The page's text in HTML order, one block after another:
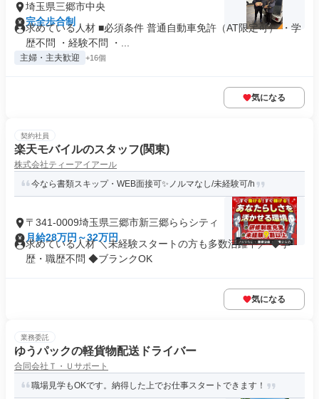
埼玉県三郷市中央
完全歩合制
求めている人材 ■必須条件 普通自動車免許（AT限定可） ・学
歴不問 ・経験不問 ・...
主婦・主夫歓迎 +16個
気になる
契約社員
楽天モバイルのスタッフ(関東)
株式会社ティーアイアール
今なら書類スキップ・WEB面接可✨️ノルマなし/未経験可/h
〒341-0009埼玉県三郷市新三郷ららシティ
月給28万円～32万円
求めている人材 ＼未経験スタートの方も多数活躍中／ ◆学
歴・職歴不問 ◆ブランクOK
気になる
業務委託
ゆうパックの軽貨物配送ドライバー
合同会社Ｔ・Ｕサポート
職場見学もOKです。納得した上でお仕事スタートできます！